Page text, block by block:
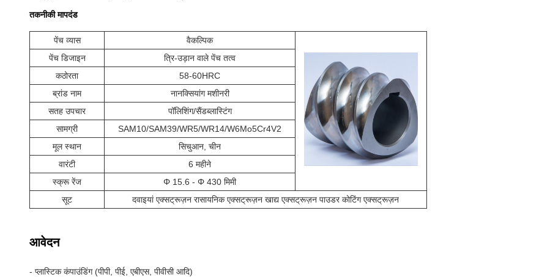
तकनीकी मापदंड
पेंच व्यास
वैकल्पिक
पेंच डिजाइन
त्रि-उड़ान वाले पेंच तत्व
कठोरता
58-60HRC
ब्रांड नाम
नानक्सियांग मशीनरी
सतह उपचार
पॉलिशिंग/सैंडब्लास्टिंग
सामग्री
SAM10/SAM39/WR5/WR14/W6Mo5Cr4V2
मूल स्थान
सिचुआन, चीन
वारंटी
6 महीने
स्क्रू रेंज
Φ 15.6 - Φ 430 मिमी
सूट
दवाइयां एक्सट्रूज़न रासायनिक एक्सट्रूज़न खाद्य एक्सट्रूज़न पाउडर कोटिंग एक्सट्रूज़न
आवेदन
- प्लास्टिक कंपाउंडिंग (पीपी, पीई, एबीएस, पीवीसी आदि)